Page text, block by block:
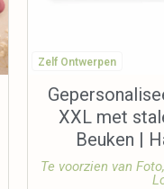
Zelf Ontwerpen
XXL met
Beuken |
Te voorzien van